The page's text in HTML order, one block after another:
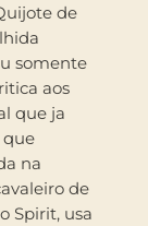
de
somente
aos
que ja
que
na
Spirit, usa